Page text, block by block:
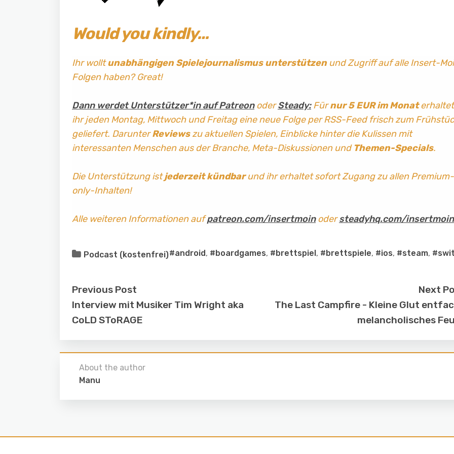
Would you kindly…
Ihr wolltunabhängigen Spielejournalismus unterstützenund Zugriff auf alle Insert-
Folgen haben? Great!
Dann werdet Unterstützer*in auf PatreonoderSteady:Fürnur 5 EUR im Monaterhaltet
ihr jeden Montag, Mittwoch und Freitag eine neue Folge per RSS-Feed frisch zum
geliefert. DarunterReviewszu aktuellen Spielen, Einblicke hinter die Kulissen mit
interessanten Menschen aus der Branche, Meta-Diskussionen und Themen-Specials.
Die Unterstützung istjederzeit kündbarund ihr erhaltet sofort Zugang zu allen Premium-
only-Inhalten!
Alle weiteren Informationen aufpatreon.com/insertmoinodersteadyhq.com/insertmoin
Podcast (kostenfrei)#android, #boardgames, #brettspiel, #brettspiele, #ios, #steam,
Previous Post
Interview mit Musiker Tim Wright aka
CoLD SToRAGE
Next
The Last Campfire - Kleine Glut
melancholisches
About the author
Manu